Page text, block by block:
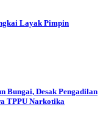
Layak Pimpin
Bungai, Desak Pengadilan
TPPU Narkotika